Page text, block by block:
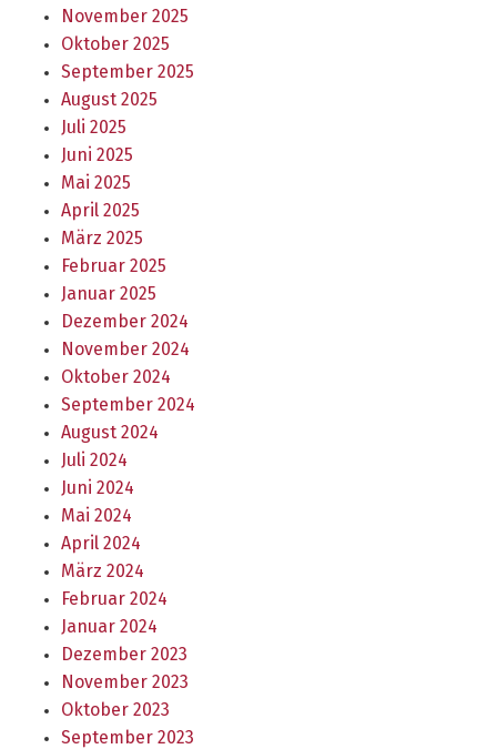
November 2025
Oktober 2025
September 2025
August 2025
Juli 2025
Juni 2025
Mai 2025
April 2025
März 2025
Februar 2025
Januar 2025
Dezember 2024
November 2024
Oktober 2024
September 2024
August 2024
Juli 2024
Juni 2024
Mai 2024
April 2024
März 2024
Februar 2024
Januar 2024
Dezember 2023
November 2023
Oktober 2023
September 2023